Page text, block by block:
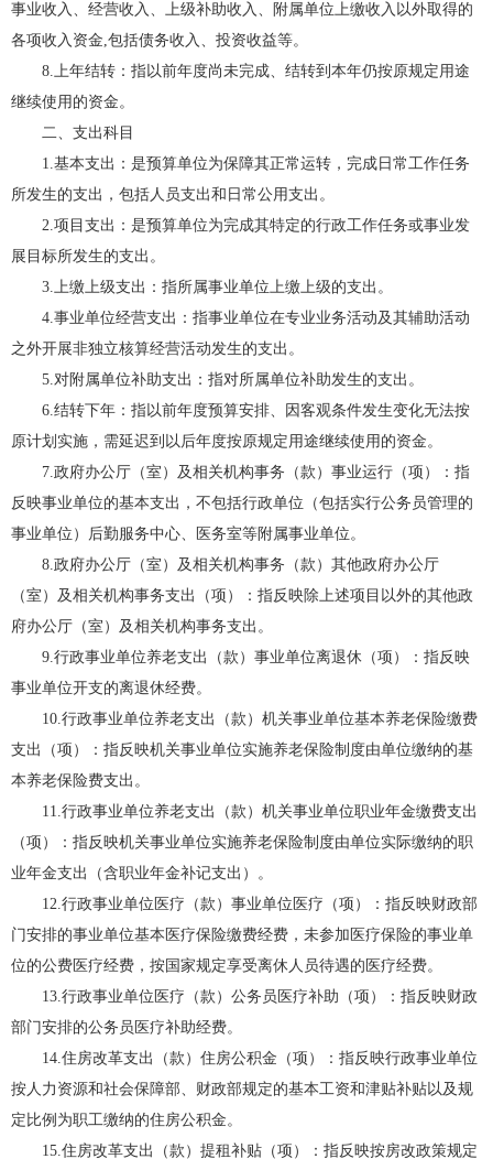
事业收入、经营收入、上级补助收入、附属单位上缴收入以外取得的
各项收入资金,包括债务收入、投资收益等。
8.上年结转：指以前年度尚未完成、结转到本年仍按原规定用途
继续使用的资金。
二、支出科目
1.基本支出：是预算单位为保障其正常运转，完成日常工作任务
所发生的支出，包括人员支出和日常公用支出。
2.项目支出：是预算单位为完成其特定的行政工作任务或事业发
展目标所发生的支出。
3.上缴上级支出：指所属事业单位上缴上级的支出。
4.事业单位经营支出：指事业单位在专业业务活动及其辅助活动
之外开展非独立核算经营活动发生的支出。
5.对附属单位补助支出：指对所属单位补助发生的支出。
6.结转下年：指以前年度预算安排、因客观条件发生变化无法按
原计划实施，需延迟到以后年度按原规定用途继续使用的资金。
7.政府办公厅（室）及相关机构事务（款）事业运行（项）：指
反映事业单位的基本支出，不包括行政单位（包括实行公务员管理的
事业单位）后勤服务中心、医务室等附属事业单位。
8.政府办公厅（室）及相关机构事务（款）其他政府办公厅
（室）及相关机构事务支出（项）：指反映除上述项目以外的其他政
府办公厅（室）及相关机构事务支出。
9.行政事业单位养老支出（款）事业单位离退休（项）：指反映
事业单位开支的离退休经费。
10.行政事业单位养老支出（款）机关事业单位基本养老保险缴费
支出（项）：指反映机关事业单位实施养老保险制度由单位缴纳的基
本养老保险费支出。
11.行政事业单位养老支出（款）机关事业单位职业年金缴费支出
（项）：指反映机关事业单位实施养老保险制度由单位实际缴纳的职
业年金支出（含职业年金补记支出）。
12.行政事业单位医疗（款）事业单位医疗（项）：指反映财政部
门安排的事业单位基本医疗保险缴费经费，未参加医疗保险的事业单
位的公费医疗经费，按国家规定享受离休人员待遇的医疗经费。
13.行政事业单位医疗（款）公务员医疗补助（项）：指反映财政
部门安排的公务员医疗补助经费。
14.住房改革支出（款）住房公积金（项）：指反映行政事业单位
按人力资源和社会保障部、财政部规定的基本工资和津贴补贴以及规
定比例为职工缴纳的住房公积金。
15.住房改革支出（款）提租补贴（项）：指反映按房改政策规定